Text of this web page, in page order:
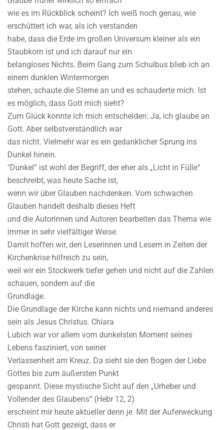
wie es im Rückblick scheint? Ich weiß noch genau, wie
erschüttert ich war, als ich verstanden
habe, dass die Erde im großen Universum kleiner als ein
Staubkorn ist und ich darauf nur ein
belangloses Nichts. Beim Gang zum Schulbus blieb ich an
einem dunklen Wintermorgen
stehen, schaute die Sterne an und es schauderte mich. Ist
es möglich, dass Gott mich sieht?
Zum Glück konnte ich mich entscheiden: Ja, ich glaube an
Gott. Aber selbstverständlich war
das nicht. Vielmehr war es ein gedanklicher Sprung ins
Dunkel hinein.
"Dunkel“ ist wohl der Begriff, der eher als „Licht in Fülle“
beschreibt, was heute Sache ist,
wenn wir über Glauben nachdenken. Vom schwachen
Glauben handelt deshalb dieses Heft
und die Autorinnen und Autoren bearbeiten das Thema wie
immer in sehr vielfältiger Weise.
Damit hoffen wir, den Leserinnen und Lesern in Zeiten der
Kirchenkrise hilfreich zu sein,
weil wir ein Stockwerk tiefer gehen und nicht auf die Zahlen
schauen, sondern auf die
Grundlage.
Die Grundlage der Kirche kann nichts und niemand anderes
sein als Jesus Christus. Chiara
Lubich war vor allem vom dunkelsten Moment seines
Lebens fasziniert, von seiner
Verlassenheit am Kreuz. Da sieht sie den Bogen der Liebe
Gottes bis zum äußersten Punkt
gespannt. Diese mystische Sicht auf den „Urheber und
Vollender des Glaubens“ (Hebr 12, 2)
erscheint mir heute aktueller denn je. Mit der Auferweckung
Christi hat Gott gezeigt, dass er